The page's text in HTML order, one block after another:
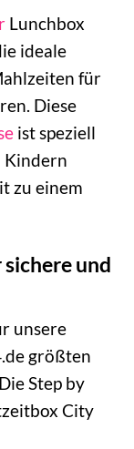
Lunchbox
ideale
für
Diese
ist speziell
Kindern
zu einem
und
unsere
größten
. Die Step by
City